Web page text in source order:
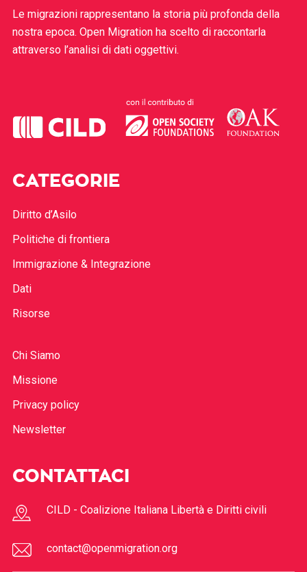
Le migrazioni rappresentano la storia più profonda della
nostra epoca. Open Migration ha scelto di raccontarla
attraverso l’analisi di dati oggettivi.
CATEGORIE
Diritto d’Asilo
Politiche di frontiera
Immigrazione & Integrazione
Dati
Risorse
Chi Siamo
Missione
Privacy policy
Newsletter
CONTATTACI
CILD - Coalizione Italiana Libertà e Diritti civili
contact@openmigration.org